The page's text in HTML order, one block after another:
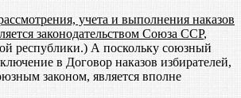
учета и выполнения наказов
законодательством Союза ССР,
республики.) А поскольку союзный
в Договор наказов избирателей,
законом, является вполне